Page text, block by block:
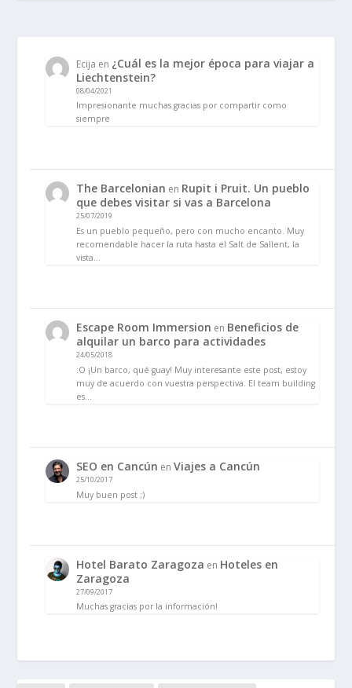
Ecija en ¿Cuál es la mejor época para viajar a
Liechtenstein?
08/04/2021
Impresionante muchas gracias por compartir como
siempre
The Barcelonian en Rupit i Pruit. Un pueblo
que debes visitar si vas a Barcelona
25/07/2019
Es un pueblo pequeño, pero con mucho encanto. Muy
recomendable hacer la ruta hasta el Salt de Sallent, la
vista…
Escape Room Immersion en Beneficios de
alquilar un barco para actividades
24/05/2018
:O ¡Un barco, qué guay! Muy interesante este post, estoy
muy de acuerdo con vuestra perspectiva. El team building
es…
SEO en Cancún enViajes a Cancún
25/10/2017
Muy buen post ;)
Hotel Barato Zaragoza en Hoteles en
Zaragoza
27/09/2017
Muchas gracias por la información!